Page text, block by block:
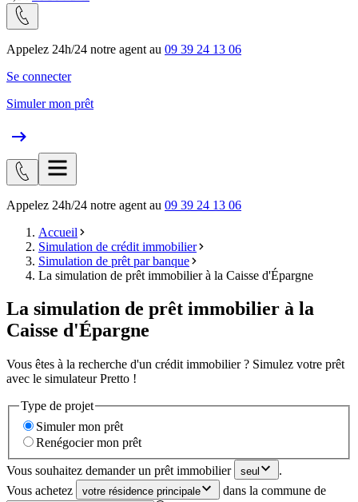
Appelez 24h/24 notre agent au 09 39 24 13 06
Se connecter
Simuler mon prêt
Appelez 24h/24 notre agent au 09 39 24 13 06
Accueil
Simulation de crédit immobilier
Simulation de prêt par banque
La simulation de prêt immobilier à la Caisse d'Épargne
La simulation de prêt immobilier à la
Caisse d'Épargne
Vous êtes à la recherche d'un crédit immobilier ? Simulez votre prêt
avec le simulateur Pretto !
Type de projet
Simuler mon prêt
Renégocier mon prêt
Vous souhaitez demander un prêt immobilier seul
.
Vous achetez
votre résidence principale dans la commune de